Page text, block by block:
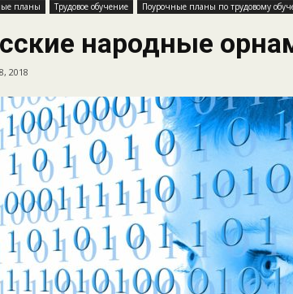
планы Трудовое обучение Поурочные планы по трудовому
народные
2018